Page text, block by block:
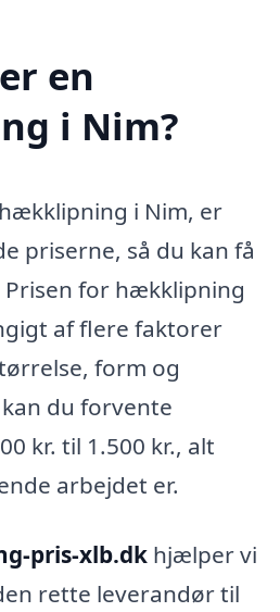
en
i Nim?
i Nim, er
priserne, så du kan få
for hækklipning
af flere faktorer
form og
du forvente
kr. til 1.500 kr., alt
arbejdet er.
pris-xlb.dk hjælper vi
rette leverandør til